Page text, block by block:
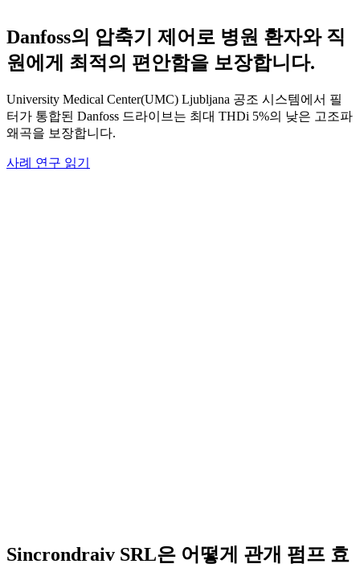
Danfoss의 압축기 제어로 병원 환자와 직
원에게 최적의 편안함을 보장합니다.
University Medical Center(UMC) Ljubljana 공조 시스템에서 필
터가 통합된 Danfoss 드라이브는 최대 THDi 5%의 낮은 고조파
왜곡을 보장합니다.
사례 연구 읽기
Sincrondraiv SRL은 어떻게 관개 펌프 효